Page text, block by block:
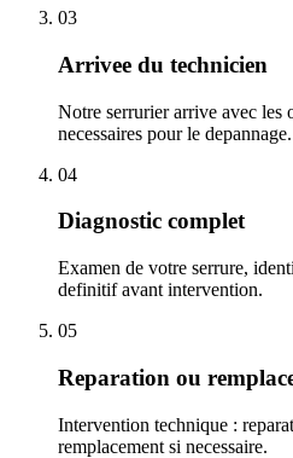
03
Arrivee du technicien
Notre serrurier arrive avec les
necessaires pour le depannage.
04
Diagnostic complet
Examen de votre serrure,
definitif avant intervention.
05
Reparation ou
Intervention technique :
remplacement si necessaire.